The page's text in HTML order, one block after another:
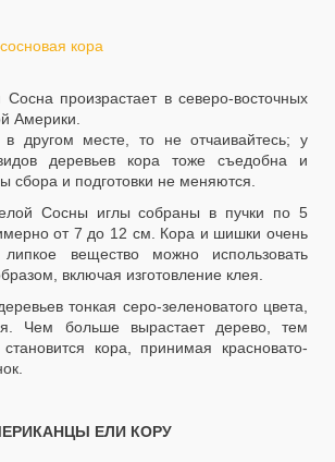
произрастает в северо-восточных
Америки.
другом месте, то не отчаивайтесь; у
деревьев кора тоже съедобна и
сбора и подготовки не меняются.
Сосны иглы собраны в пучки по 5
от 7 до 12 см. Кора и шишки очень
вещество можно использовать
включая изготовление клея.
тонкая серо-зеленоватого цвета,
Чем больше вырастает дерево, тем
кора, принимая красновато-
ЕЛИ КОРУ